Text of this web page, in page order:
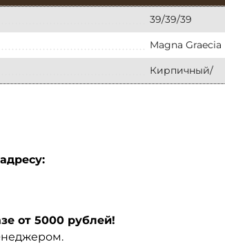
39/39/39
Magna Graecia
Кирпичный/
от 5000 рублей!